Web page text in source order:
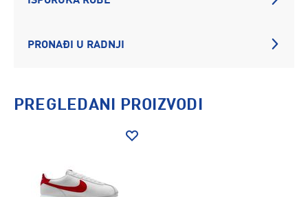
PRONAĐI U RADNJI
PREGLEDANI PROIZVODI